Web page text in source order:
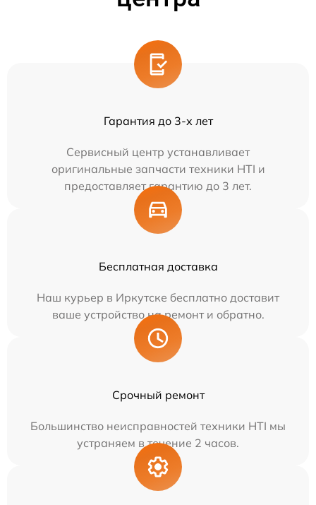
Гарантия до 3-х лет
Сервисный центр устанавливает
оригинальные запчасти техники HTI и
предоставляет гарантию до 3 лет.
Бесплатная доставка
Наш курьер в Иркутске бесплатно доставит
ваше устройство на ремонт и обратно.
Срочный ремонт
Большинство неисправностей техники HTI мы
устраняем в течение 2 часов.